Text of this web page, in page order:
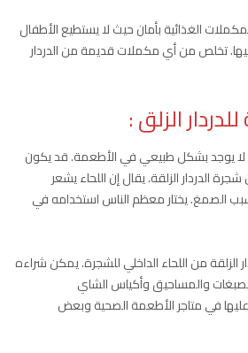
الغذائية بأمان حيث لا يستطيع الأطفال
تخلص من أي مكملات قديمة من الدردار
الزلق :
لا يوجد بشكل طبيعي في الأطعمة. قد يكون
الدردار الزلقة. يقال إن اللحاء يشعر
الصمغ. يختار معظم الناس استخدامه في
الزلقة من اللحاء الداخلي للشجرة. يمكن شراءه
والمساحيق وأكياس الشاي
في متاجر الأطعمة الصحية وبعض